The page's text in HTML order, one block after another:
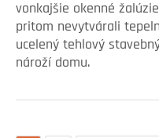
vonkajšie okenné
pritom nevytvárali
ucelený tehlový
nároží domu.